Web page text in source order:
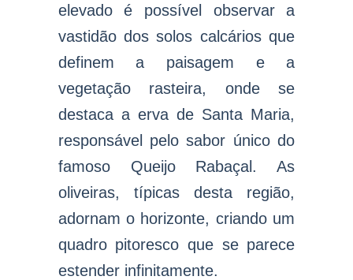
elevado é possível observar a
vastidão dos solos calcários que
definem a paisagem e a
vegetação rasteira, onde se
destaca a erva de Santa Maria,
responsável pelo sabor único do
famoso Queijo Rabaçal. As
oliveiras, típicas desta região,
adornam o horizonte, criando um
quadro pitoresco que se parece
estender infinitamente.